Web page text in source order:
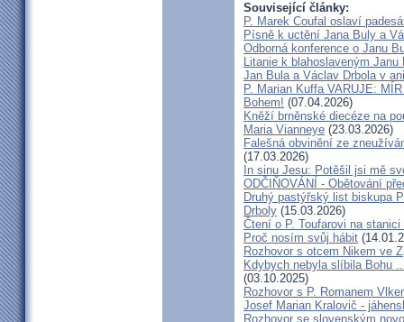
Související články:
P. Marek Coufal oslaví
Písně k uctění Jana Buly a
Odborná konference o Janu
Litanie k blahoslaveným
Jan Bula a Václav Drbola v
P. Marian Kuffa VARUJE:
Bohem! (07.04.2026)
Kněží brněnské diecéze na
Maria Vianneye (23.03.2026)
Falešná obvinění ze
(17.03.2026)
In sinu Jesu: Potěšil jsi mě
ODČIŇOVÁNÍ - Obětování
Druhý pastýřský list biskupa
Drboly (15.03.2026)
Čtení o P. Toufarovi na stanici
Proč nosím svůj hábit
Rozhovor s otcem Nikem ve
Kdybych nebyla slíbila Bohu
(03.10.2025)
Rozhovor s P. Romanem
Josef Marian Kralovič -
Rozhovor se slovenským